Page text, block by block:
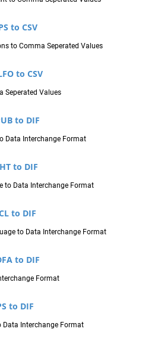
to CSV
to Comma Seperated Values
to CSV
Seperated Values
to DIF
Data Interchange Format
to DIF
to Data Interchange Format
to DIF
to Data Interchange Format
to DIF
Format
to DIF
Data Interchange Format